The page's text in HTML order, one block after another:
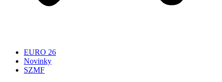
EURO 26
Novinky
SZMF